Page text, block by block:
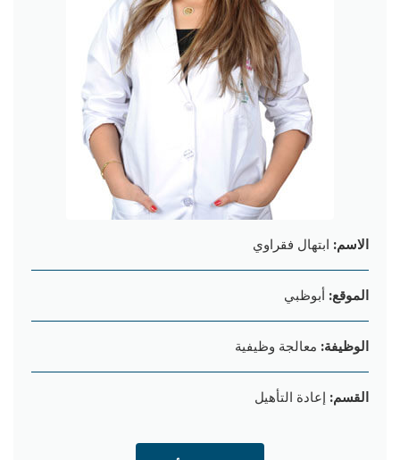
الاسم: ابتهال فقراوي
الموقع: أبوظبي
الوظيفة: معالجة وظیفیة
القسم: إعادة التأهيل